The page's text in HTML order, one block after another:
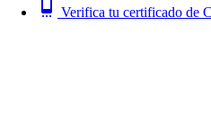
Verifica tu certificado de